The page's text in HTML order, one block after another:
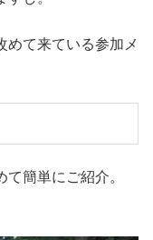
めて来ている参加メ
簡単にご紹介。